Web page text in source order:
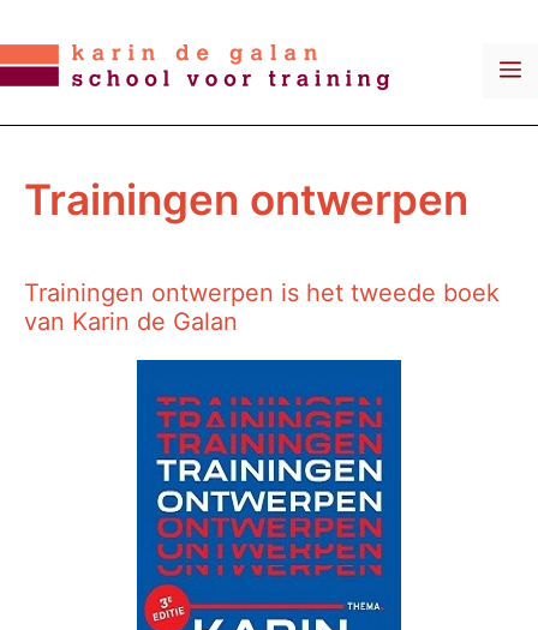
naar
de
Trainingen ontwerpen
Trainingen ontwerpen is het tweede boek
van Karin de Galan